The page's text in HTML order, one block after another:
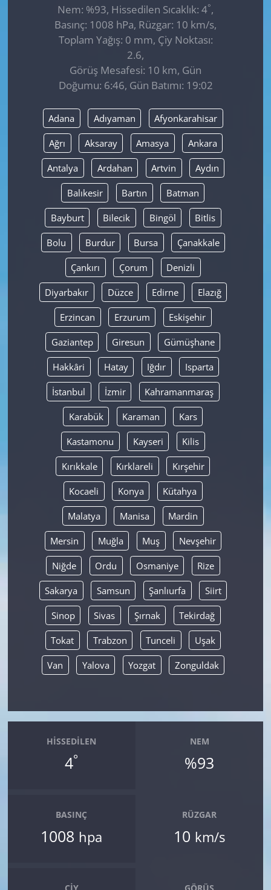
Nem: %93, Hissedilen Sıcaklık: 4°,
Basınç: 1008 hPa, Rüzgar: 10 km/s,
Toplam Yağış: 0 mm, Çiy Noktası:
2.6,
Görüş Mesafesi: 10 km, Gün
Doğumu: 6:46, Gün Batımı: 19:02
Adana Adıyaman Afyonkarahisar
Ağrı Aksaray Amasya Ankara
Antalya Ardahan Artvin Aydın
Balıkesir Bartın Batman
Bayburt Bilecik Bingöl Bitlis
Bolu Burdur Bursa Çanakkale
Çankırı Çorum Denizli
Diyarbakır Düzce Edirne Elazığ
Erzincan Erzurum Eskişehir
Gaziantep Giresun Gümüşhane
Hakkâri Hatay Iğdır Isparta
İstanbul İzmir Kahramanmaraş
Karabük Karaman Kars
Kastamonu Kayseri Kilis
Kırıkkale Kırklareli Kırşehir
Kocaeli Konya Kütahya
Malatya Manisa Mardin
Mersin Muğla Muş Nevşehir
Niğde Ordu Osmaniye Rize
Sakarya Samsun Şanlıurfa Siirt
Sinop Sivas Şırnak Tekirdağ
Tokat Trabzon Tunceli Uşak
Van Yalova Yozgat Zonguldak
HISSEDILEN
4°
NEM
%93
BASINÇ
1008 hpa
RÜZGAR
10 km/s
SAĞLIK
SİYASET